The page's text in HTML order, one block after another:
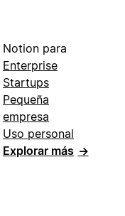
Notion para
Enterprise
Startups
Pequeña
empresa
Uso personal
Explorar más →